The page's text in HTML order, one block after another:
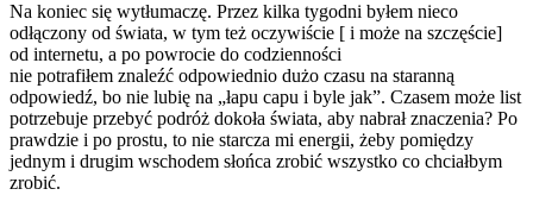
Na koniec się wytłumaczę. Przez kilka tygodni byłem nieco
odłączony od świata, w tym też oczywiście [ i może na szczęście]
od internetu, a po powrocie do codzienności
nie potrafiłem znaleźć odpowiednio dużo czasu na staranną
odpowiedź, bo nie lubię na „łapu capu i byle jak”. Czasem może list
potrzebuje przebyć podróż dokoła świata, aby nabrał znaczenia? Po
prawdzie i po prostu, to nie starcza mi energii, żeby pomiędzy
jednym i drugim wschodem słońca zrobić wszystko co chciałbym
zrobić.